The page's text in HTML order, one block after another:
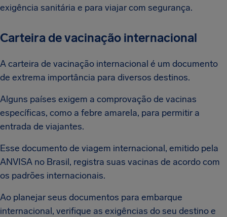
exigência sanitária e para viajar com segurança.
Carteira de vacinação internacional
A carteira de vacinação internacional é um documento
de extrema importância para diversos destinos.
Alguns países exigem a comprovação de vacinas
específicas, como a febre amarela, para permitir a
entrada de viajantes.
Esse documento de viagem internacional, emitido pela
ANVISA no Brasil, registra suas vacinas de acordo com
os padrões internacionais.
Ao planejar seus documentos para embarque
internacional, verifique as exigências do seu destino e